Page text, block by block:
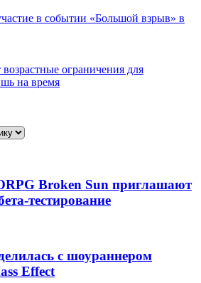
в событии «Большой взрыв» в
ограничения для
на время
Broken Sun приглашают
тестирование
с шоураннером
Effect